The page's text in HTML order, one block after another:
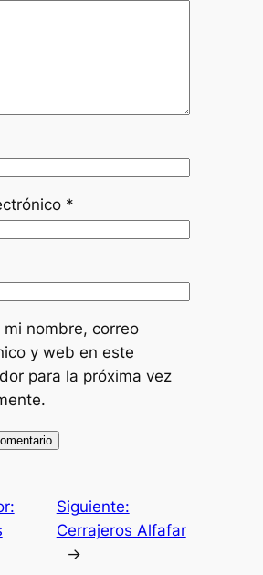
*
mi nombre, correo
y web en este
para la próxima vez
Siguiente:
Cerrajeros Alfafar
→